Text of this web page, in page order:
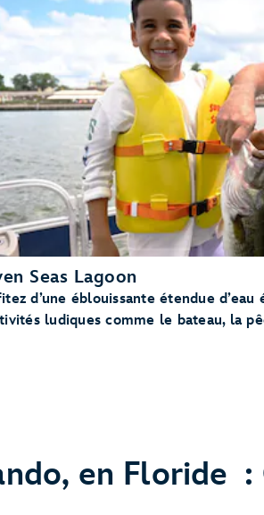
Seas Lagoon
d’une éblouissante étendue
ludiques comme le bateau, la
en Floride